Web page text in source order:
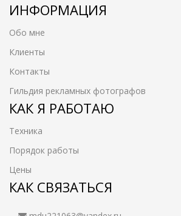
ИНФОРМАЦИЯ
Обо мне
Клиенты
Контакты
Гильдия рекламных фотографов
КАК Я РАБОТАЮ
Техника
Порядок работы
Цены
КАК СВЯЗАТЬСЯ